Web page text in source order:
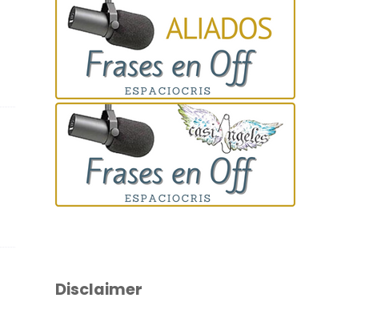
Disclaimer